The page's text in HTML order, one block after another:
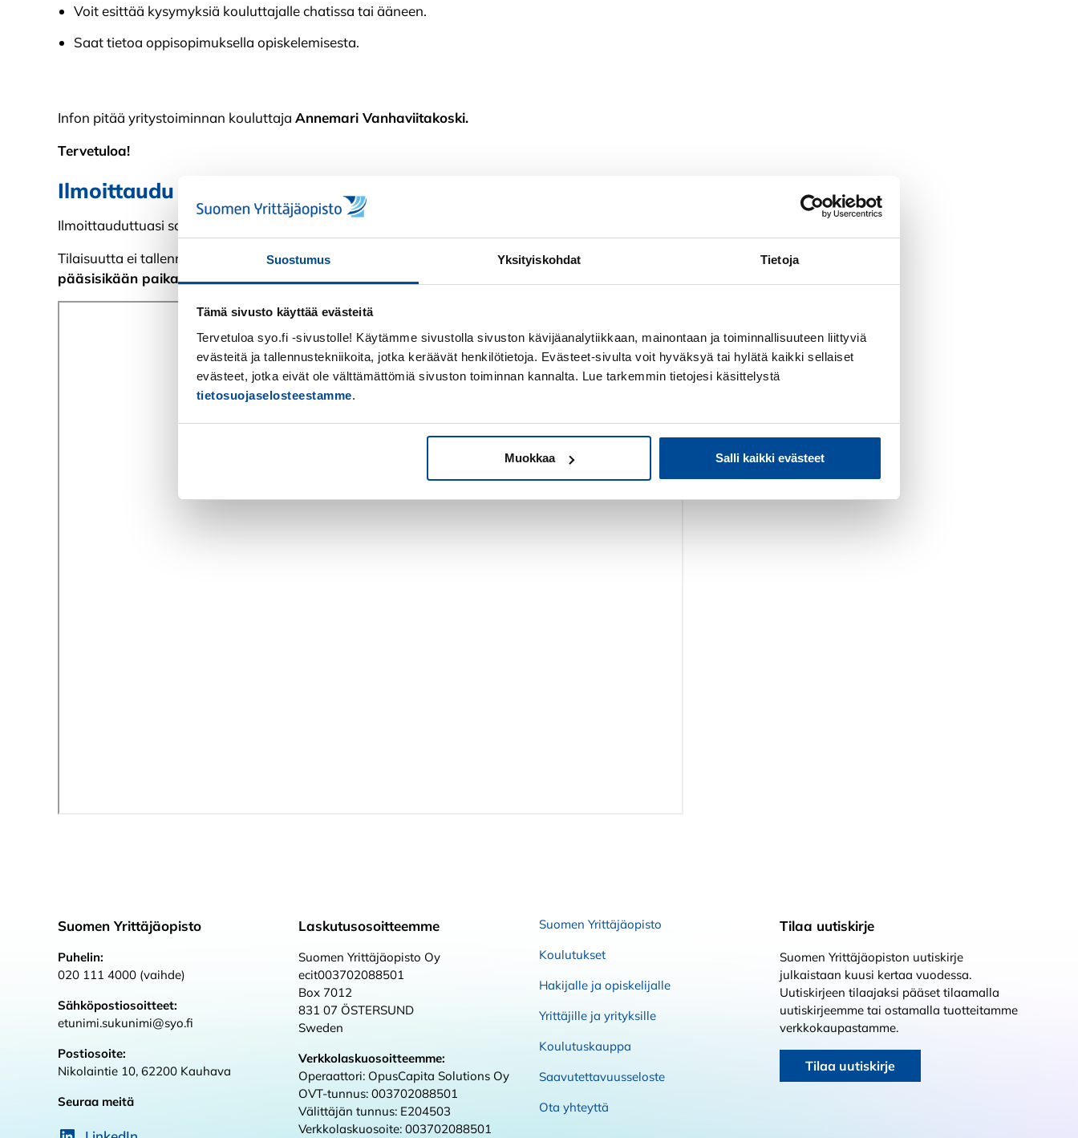
Suostumus Yksityiskohdat Tietoja
Tämä sivusto käyttää evästeitä
Tervetuloa syo.fi -sivustolle! Käytämme sivustolla sivuston kävijäanalytiikkaan, mainontaan ja toiminnallisuuteen liittyviä
evästeitä ja tallennustekniikoita, jotka keräävät henkilötietoja. Evästeet-sivulta voit hyväksyä tai hylätä kaikki sellaiset
evästeet, jotka eivät ole välttämättömiä sivuston toiminnan kannalta. Lue tarkemmin tietojesi käsittelystä
tietosuojaselosteestamme.
Muokkaa Salli kaikki evästeet
Voit esittää kysymyksiä kouluttajalle chatissa tai ääneen.
Saat tietoa oppisopimuksella opiskelemisesta.
Infon pitää yritystoiminnan kouluttaja Annemari Vanhaviitakoski.
Tervetuloa!
Ilmoittaudu infoon
Ilmoittauduttuasi saat sähköpostiisi Teams-osallistumislinkin.
Tilaisuutta ei tallenneta,
mutta saat infon jälkeen tilaisuuden materiaalit sähköpostiisi, vaikka et
pääsisikään paikalle.
Suomen Yrittäjäopisto
Puhelin:
020 111 4000 (vaihde)
Sähköpostiosoitteet:
etunimi.sukunimi@syo.fi
Postiosoite:
Nikolaintie 10, 62200 Kauhava
Seuraa meitä
Laskutusosoitteemme
Suomen Yrittäjäopisto Oy
ecit003702088501
Box 7012
831 07 ÖSTERSUND
Sweden
Verkkolaskuosoitteemme:
Operaattori: OpusCapita Solutions Oy
OVT-tunnus: 003702088501
Välittäjän tunnus: E204503
Verkkolaskuosoite: 003702088501
Suomen Yrittäjäopisto
Koulutukset
Hakijalle ja opiskelijalle
Yrittäjille ja yrityksille
Koulutuskauppa
Saavutettavuusseloste
Ota yhteyttä
Tilaa uutiskirje
Suomen Yrittäjäopiston uutiskirje
julkaistaan kuusi kertaa vuodessa.
Uutiskirjeen tilaajaksi pääset tilaamalla
uutiskirjeemme tai ostamalla tuotteitamme
verkkokaupastamme.
Tilaa uutiskirje